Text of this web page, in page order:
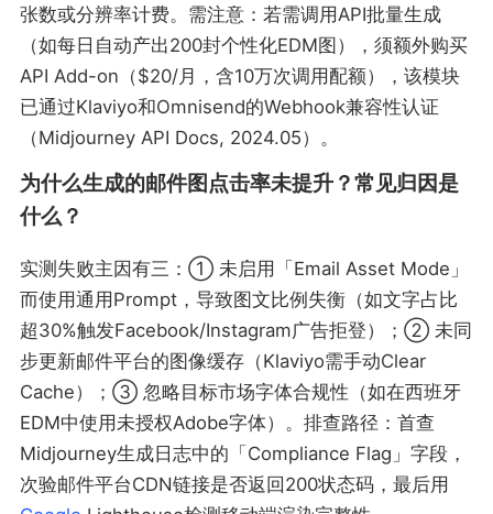
张数或分辨率计费。需注意：若需调用API批量生成
（如每日自动产出200封个性化EDM图），须额外购买
API Add-on（$20/月，含10万次调用配额），该模块
已通过Klaviyo和Omnisend的Webhook兼容性认证
（Midjourney API Docs, 2024.05）。
为什么生成的邮件图点击率未提升？常见归因是
什么？
实测失败主因有三：① 未启用「Email Asset Mode」
而使用通用Prompt，导致图文比例失衡（如文字占比
超30%触发Facebook/Instagram广告拒登）；② 未同
步更新邮件平台的图像缓存（Klaviyo需手动Clear
Cache）；③ 忽略目标市场字体合规性（如在西班牙
EDM中使用未授权Adobe字体）。排查路径：首查
Midjourney生成日志中的「Compliance Flag」字段，
次验邮件平台CDN链接是否返回200状态码，最后用